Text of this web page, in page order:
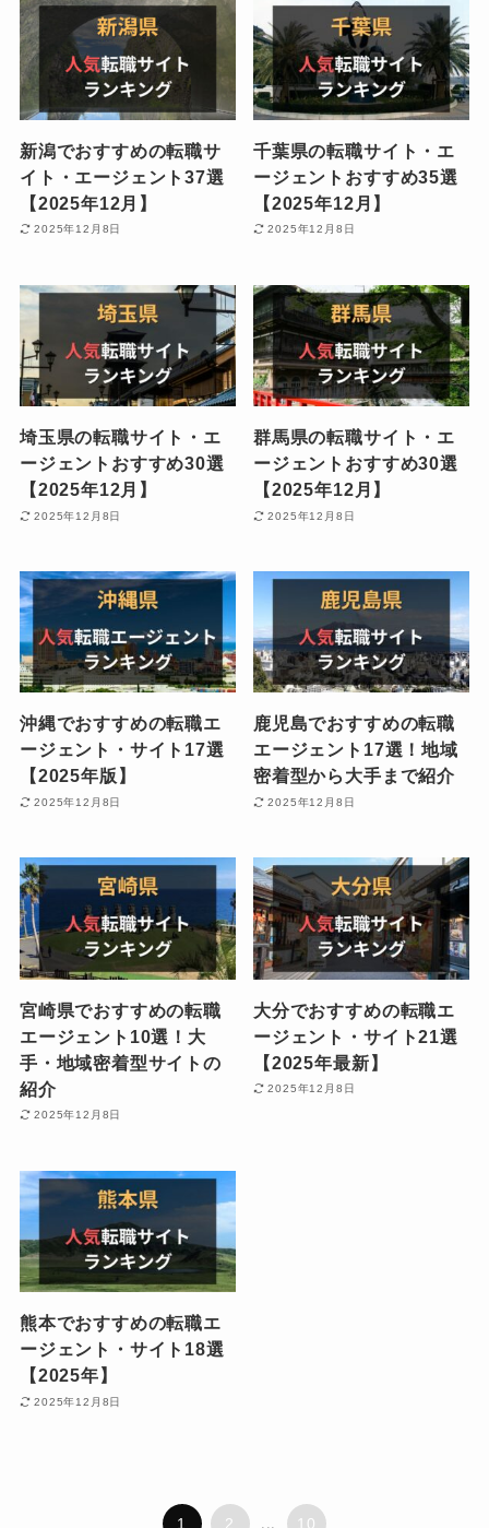
新潟でおすすめの転職サ
イト・エージェント37選
【2025年12月】
2025年12月8日
千葉県の転職サイト・エ
ージェントおすすめ35選
【2025年12月】
2025年12月8日
埼玉県の転職サイト・エ
ージェントおすすめ30選
【2025年12月】
2025年12月8日
群馬県の転職サイト・エ
ージェントおすすめ30選
【2025年12月】
2025年12月8日
沖縄でおすすめの転職エ
ージェント・サイト17選
【2025年版】
2025年12月8日
鹿児島でおすすめの転職
エージェント17選！地域
密着型から大手まで紹介
2025年12月8日
宮崎県でおすすめの転職
エージェント10選！大
手・地域密着型サイトの
紹介
2025年12月8日
大分でおすすめの転職エ
ージェント・サイト21選
【2025年最新】
2025年12月8日
熊本でおすすめの転職エ
ージェント・サイト18選
【2025年】
2025年12月8日
1 2 10